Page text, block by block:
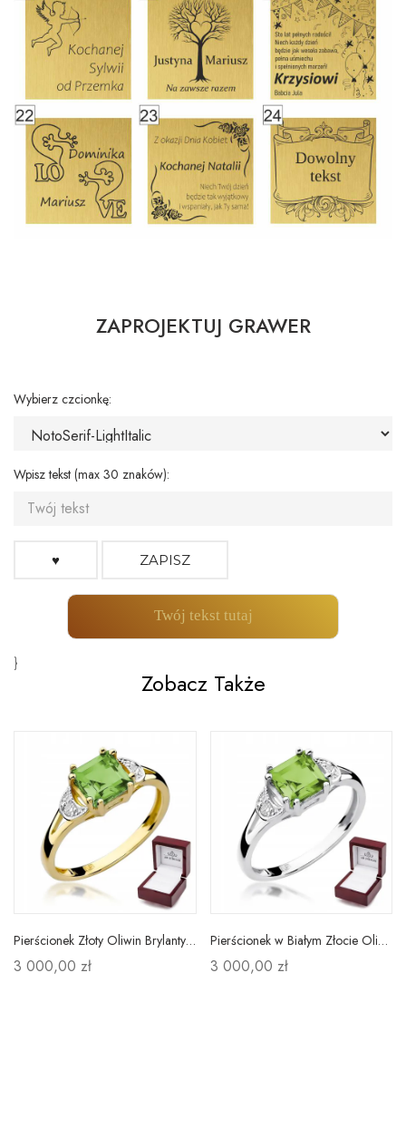
ZAPROJEKTUJ GRAWER
Wybierz czcionkę:
Wpisz tekst (max 30 znaków):
♥ ZAPISZ
Twój tekst tutaj
}
Zobacz Także
Pierścionek Złoty Oliwin Brylanty Próba 585 Grawer
3 000,00 zł
Pierścionek w Białym Złocie Oliwin Diamenty Grawer
3 000,00 zł